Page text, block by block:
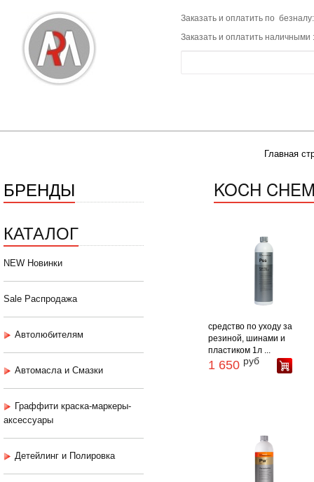
Заказать и оплатить по
Заказать и оплатить наличными
Главная
БРЕНДЫ
КАТАЛОГ
NEW Новинки
Sale Распродажа
Автолюбителям
Автомасла и Смазки
Граффити краска-маркеры-
аксессуары
Детейлинг и Полировка
KOCH
средство по уходу за
резиной, шинами и
пластиком 1л ...
1 650 руб